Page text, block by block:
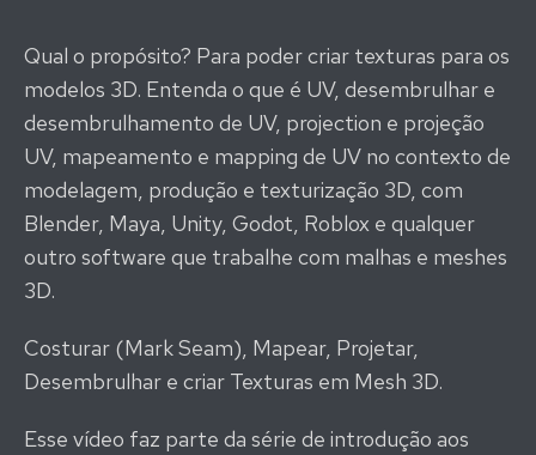
Qual o propósito? Para poder criar texturas para os
modelos 3D. Entenda o que é UV, desembrulhar e
desembrulhamento de UV, projection e projeção
UV, mapeamento e mapping de UV no contexto de
modelagem, produção e texturização 3D, com
Blender, Maya, Unity, Godot, Roblox e qualquer
outro software que trabalhe com malhas e meshes
3D.
Costurar (Mark Seam), Mapear, Projetar,
Desembrulhar e criar Texturas em Mesh 3D.
Esse vídeo faz parte da série de introdução aos